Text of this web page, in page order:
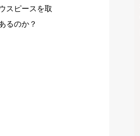
スピースを取
るのか？